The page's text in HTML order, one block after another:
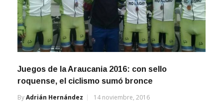
Juegos de la Araucania 2016: con sello
roquense, el ciclismo sumó bronce
ByAdrián Hernández 14 noviembre, 2016